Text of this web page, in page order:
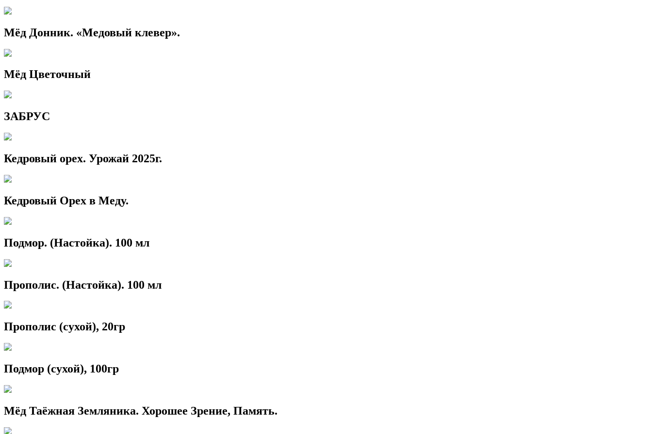
Мёд Донник. «Медовый клевер».
Мёд Цветочный
ЗАБРУС
Кедровый орех. Урожай 2025г.
Кедровый Орех в Меду.
Подмор. (Настойка). 100 мл
Прополис. (Настойка). 100 мл
Прополис (сухой), 20гр
Подмор (сухой), 100гр
Мёд Таёжная Земляника. Хорошее Зрение, Память.